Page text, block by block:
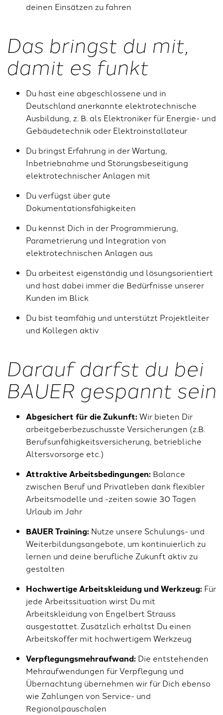
deinen Einsätzen zu fahren
Das bringst du mit,
damit es funkt
Du hast eine abgeschlossene und in
Deutschland anerkannte elektrotechnische
Ausbildung, z. B. als Elektroniker für Energie- und
Gebäudetechnik oder Elektroinstallateur
Du bringst Erfahrung in der Wartung,
Inbetriebnahme und Störungsbeseitigung
elektrotechnischer Anlagen mit
Du verfügst über gute
Dokumentationsfähigkeiten
Du kennst Dich in der Programmierung,
Parametrierung und Integration von
elektrotechnischen Anlagen aus
Du arbeitest eigenständig und lösungsorientiert
und hast dabei immer die Bedürfnisse unserer
Kunden im Blick
Du bist teamfähig und unterstützt Projektleiter
und Kollegen aktiv
Darauf darfst du bei
BAUER gespannt sein
Abgesichert für die Zukunft:Wir bieten Dir
arbeitgeberbezuschusste Versicherungen (z.B.
Berufsunfähigkeitsversicherung, betriebliche
Altersvorsorge etc.)
Attraktive Arbeitsbedingungen: Balance
zwischen Beruf und Privatleben dank flexibler
Arbeitsmodelle und -zeiten sowie 30 Tagen
Urlaub im Jahr
BAUER Training: Nutze unsere Schulungs- und
Weiterbildungsangebote, um kontinuierlich zu
lernen und deine berufliche Zukunft aktiv zu
gestalten
Hochwertige Arbeitskleidung und Werkzeug: Für
jede Arbeitssituation wirst Du mit
Arbeitskleidung von Engelbert Strauss
ausgestattet. Zusätzlich erhältst Du einen
Arbeitskoffer mit hochwertigem Werkzeug
Verpflegungsmehraufwand: Die entstehenden
Mehraufwendungen für Verpflegung und
Übernachtung übernehmen wir für Dich ebenso
wie Zahlungen von Service- und
Regionalpauschalen